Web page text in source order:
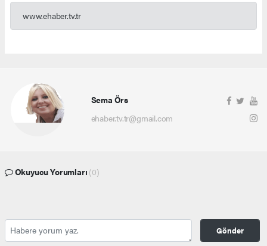
www.ehaber.tv.tr
Sema Örs
ehaber.tv.tr@gmail.com
Okuyucu Yorumları (0)
Gönder